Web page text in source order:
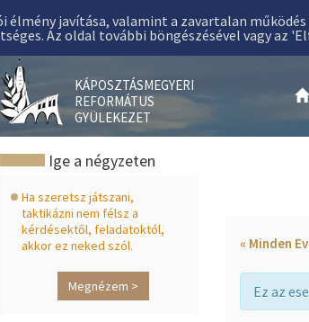
KÁPOSZTÁSMEGYERI
REFORMÁTUS
GYÜLEKEZET
« Minden
Ez az
Ige a négyzeten
Ha szeretsz játszani,
taktikázni nem félsz a
kérdésektől, feladatoktól,
akkor ez neked szól.
Megnézem >
élmény javítása, valamint a zavartalan
Az oldal további böngészésével vagy az